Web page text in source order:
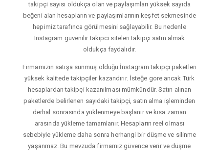
takipçi sayısı oldukça olan ve paylaşımları yüksek sayıda
beğeni alan hesapların ve paylaşımlarının keşfet sekmesinde
hepimiz tarafınca görülmesini sağlayabilir. Bu nedenle
Instagram guvenilir takipci siteleri takipçi satın almak
oldukça faydalıdır.
Firmamızın satışa sunmuş olduğu İnstagram takipçi paketleri
yüksek kalitede takipçiler kazandırır. İsteğe gore ancak Türk
hesaplardan takipçi kazanılması mümkündür. Satın alınan
paketlerde belirlenen sayıdaki takipçi, satın alma işleminden
derhal sonrasında yüklenmeye başlanır ve kısa zaman
arasında yükleme tamamlanır. Hesapların reel olması
sebebiyle yükleme daha sonra herhangi bir düşme ve silinme
yaşanmaz. Bu mevzuda firmamız güvence verir ve düşme